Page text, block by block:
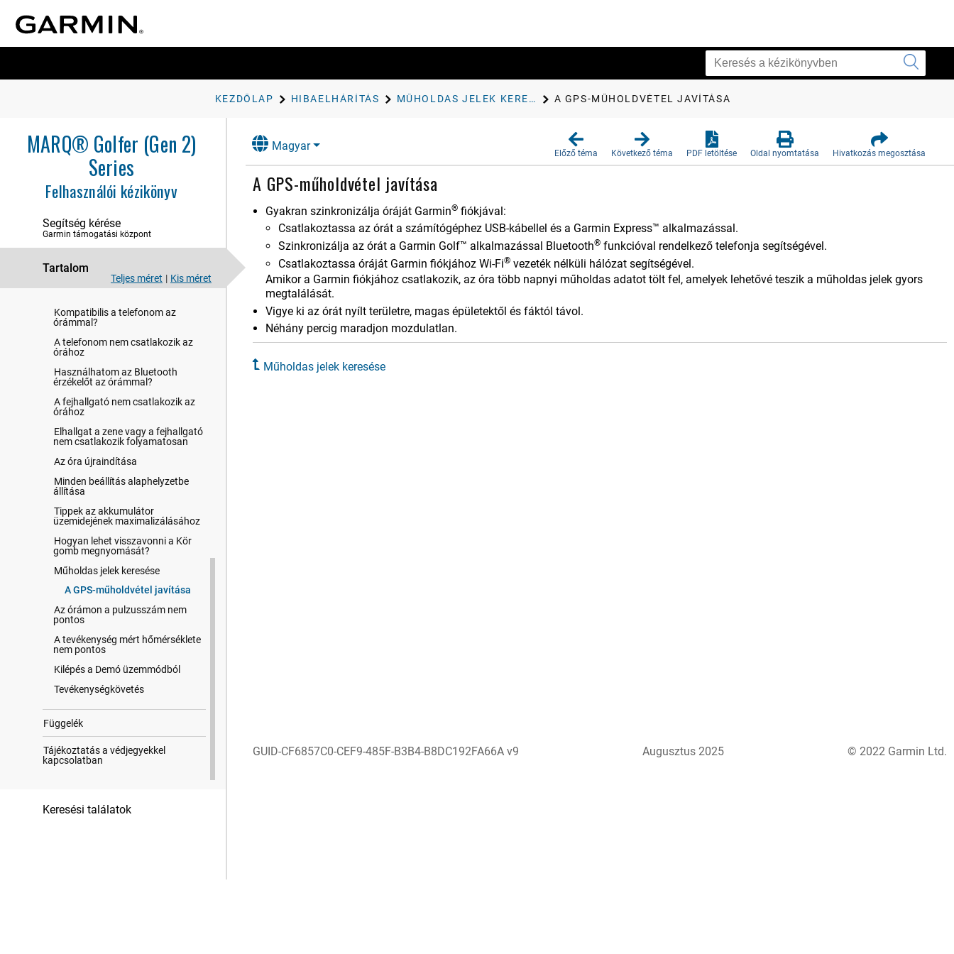
KEZDŐLAP HIBAELHÁRÍTÁS MŰHOLDAS JELEK KERESÉSE A GPS-MŰHOLDVÉTEL JAVÍTÁSA
MARQ® Golfer (Gen 2)
Series
Felhasználói kézikönyv
Segítség kérése
Garmin támogatási központ
Tartalom
Teljes méret | Kis méret
Felhasz​nálói profil
Energiagazdálkodási beállítások
Rendszerbeállítások
"Eszközadatok"
Hibaelhárítás
További információk beszerzése
Nem megfelelő a nyelv az
Kompatibilis a telefonom az
órámmal?
A telefonom nem csatlakozik az
órához
Használhatom az Bluetooth
érzékelőt az órámmal?
A fejhallgató nem csatlakozik az
órához
Elhallgat a zene vagy a fejhallgató
nem csatlakozik folyamatosan
Az óra újraindítása
Minden beállítás alaphelyzetbe
állítása
Tippek az akkumulátor
üzemidejének maximalizálásához
Hogyan lehet visszavonni a Kör
gomb megnyomását?
Műholdas jelek keresése
A GPS-műholdvétel javítása
Az órámon a pulzusszám nem
pontos
A tevékenység mért hőmérséklete
nem pontos
Kilépés a Demó üzemmódból
Tevékenységkövetés
Függelék
Tájékoztatás a védjegyekkel
kapcsolatban
Keresési találatok
Magyar
Előző téma Következő téma PDF letöltése Oldal nyomtatása Hivatkozás megosztása
A GPS-műholdvétel javítása
Gyakran szinkronizálja óráját Garmin® fiókjával:
Csatlakoztassa az órát a számítógéphez USB-kábellel és a Garmin Express™ alkalmazással.
Szinkronizálja az órát a Garmin Golf™ alkalmazással Bluetooth® funkcióval rendelkező telefonja segítségével.
Csatlakoztassa óráját Garmin fiókjához Wi‑Fi® vezeték nélküli hálózat segítségével.
Amikor a Garmin fiókjához csatlakozik, az óra több napnyi műholdas adatot tölt fel, amelyek lehetővé teszik a műholdas jelek gyors
megtalálását.
Vigye ki az órát nyílt területre, magas épületektől és fáktól távol.
Néhány percig maradjon mozdulatlan.
Műholdas jelek keresése
GUID-CF6857C0-CEF9-485F-B3B4-B8DC192FA66A v9 Augusztus 2025 © 2022 Garmin Ltd.